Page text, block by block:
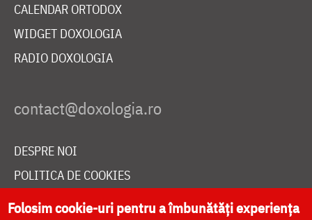
CALENDAR ORTODOX
WIDGET DOXOLOGIA
RADIO DOXOLOGIA
DESPRE NOI
POLITICA DE COOKIES
DONEAZĂ ONLINE PENTRU CATEDRALA NAȚIONALĂ
Folosim cookie-uri pentru a îmbunătăți experiența